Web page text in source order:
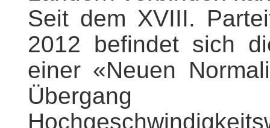
Seit dem XVIII.
2012 befindet sich
einer «Neuen
Übergang